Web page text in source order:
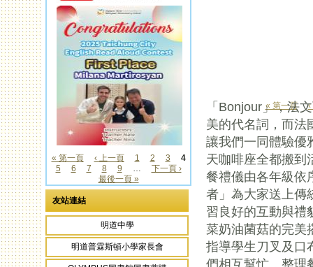
頁面
« 第一頁 ‹ 上一頁 1 2 3
4
5
6 7 8 9 …
下一頁 ›
最後一頁 »
友站連結
明道中學
明道普霖斯頓小學家長會
頁面
« 第一頁
「Bonjour」，法
美的代名詞，而法
讓我們一同體驗優
天咖啡座全都搬到
餐禮儀由各年級依
者」為大家送上傳
習良好的互動與禮
菜奶油菌菇的完美
指導學生刀叉及口
們相互幫忙，整理